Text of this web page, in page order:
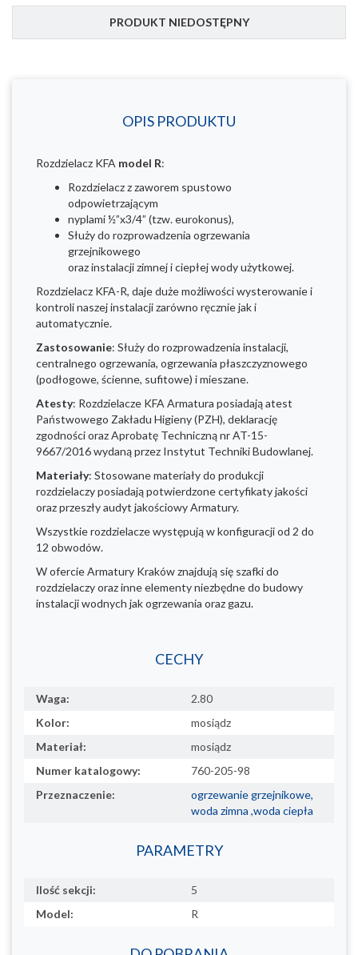
PRODUKT NIEDOSTĘPNY
OPIS PRODUKTU
Rozdzielacz KFA model R:
Rozdzielacz z zaworem spustowo
odpowietrzającym
nyplami ½”x3/4” (tzw. eurokonus),
Służy do rozprowadzenia ogrzewania
grzejnikowego
oraz instalacji zimnej i ciepłej wody użytkowej.
Rozdzielacz KFA-R, daje duże możliwości wysterowanie i
kontroli naszej instalacji zarówno ręcznie jak i
automatycznie.
Zastosowanie: Służy do rozprowadzenia instalacji,
centralnego ogrzewania, ogrzewania płaszczyznowego
(podłogowe, ścienne, sufitowe) i mieszane.
Atesty: Rozdzielacze KFA Armatura posiadają atest
Państwowego Zakładu Higieny (PZH), deklarację
zgodności oraz Aprobatę Techniczną nr AT-15-
9667/2016 wydaną przez Instytut Techniki Budowlanej.
Materiały: Stosowane materiały do produkcji
rozdzielaczy posiadają potwierdzone certyfikaty jakości
oraz przeszły audyt jakościowy Armatury.
Wszystkie rozdzielacze występują w konfiguracji od 2 do
12 obwodów.
W ofercie Armatury Kraków znajdują się szafki do
rozdzielaczy oraz inne elementy niezbędne do budowy
instalacji wodnych jak ogrzewania oraz gazu.
CECHY
Waga:
2.80
Kolor:
mosiądz
Materiał:
mosiądz
Numer katalogowy:
760-205-98
Przeznaczenie:
ogrzewanie grzejnikowe,
woda zimna ,woda ciepła
PARAMETRY
Ilość sekcji:
5
Model:
R